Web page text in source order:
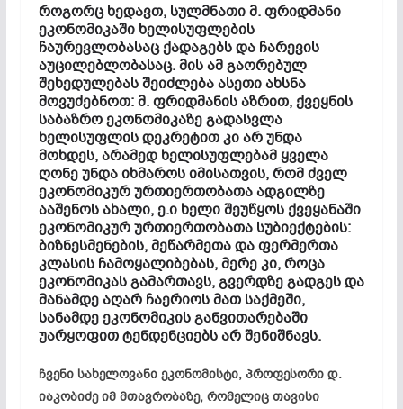
როგორც ხედავთ, სულმნათი მ. ფრიდმანი
ეკონომიკაში ხელისუფლების
ჩაურევლობასაც ქადაგებს და ჩარევის
აუცილებლობასაც. მის ამ გაორებულ
შეხედულებას შეიძლება ასეთი ახსნა
მოვუძებნოთ: მ. ფრიდმანის აზრით, ქვეყნის
საბაზრო ეკონომიკაზე გადასვლა
ხელისუფლის დეკრეტით კი არ უნდა
მოხდეს, არამედ ხელისუფლებამ ყველა
ღონე უნდა იხმაროს იმისათვის, რომ ძველ
ეკონომიკურ ურთიერთობათა ადგილზე
ააშენოს ახალი, ე.ი ხელი შეუწყოს ქვეყანაში
ეკონომიკურ ურთიერთობათა სუბიექტების:
ბიზნესმენების, მეწარმეთა და ფერმერთა
კლასის ჩამოყალიბებას, მერე კი, როცა
ეკონომიკას გამართავს, გვერდზე გადგეს და
მანამდე აღარ ჩაერიოს მათ საქმეში,
სანამდე ეკონომიკის განვითარებაში
უარყოფით ტენდენციებს არ შენიშნავს.
ჩვენი სახელოვანი ეკონომისტი, პროფესორი დ.
იაკობიძე იმ მთავრობაზე, რომელიც თავისი